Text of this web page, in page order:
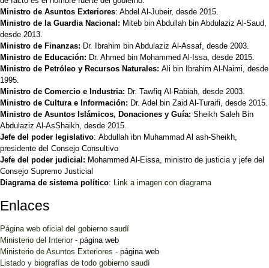
Ministro de Asuntos Exteriores: Abdel Al-Jubeir, desde 2015.
Ministro de la Guardia Nacional: Miteb bin Abdullah bin Abdulaziz Al-Saud,
desde 2013.
Ministro de Finanzas: Dr. Ibrahim bin Abdulaziz Al-Assaf, desde 2003.
Ministro de Educación: Dr. Ahmed bin Mohammed Al-Issa, desde 2015.
Ministro de Petróleo y Recursos Naturales: Ali bin Ibrahim Al-Naimi, desde
1995.
Ministro de Comercio e Industria: Dr. Tawfiq Al-Rabiah, desde 2003.
Ministro de Cultura e Información: Dr. Adel bin Zaid Al-Turaifi, desde 2015.
Ministro de Asuntos Islámicos, Donaciones y Guía: Sheikh Saleh Bin
Abdulaziz Al-AsShaikh, desde 2015.
Jefe del poder legislativo: Abdullah ibn Muhammad Al ash-Sheikh,
presidente del Consejo Consultivo
Jefe del poder judicial : Mohammed Al-Eissa, ministro de justicia y jefe del
Consejo Supremo Justicial
Diagrama de sistema político: Link a imagen con diagrama
Enlaces
Página web oficial del gobierno saudí
Ministerio del Interior- página web
Ministerio de Asuntos Exteriores - página web
Listado y biografías de todo gobierno saudí